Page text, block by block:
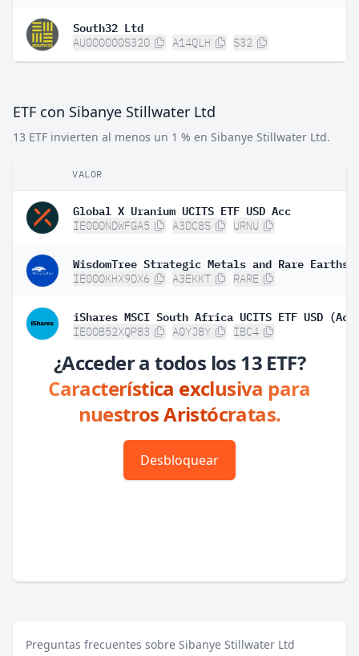
South32 Ltd
AU000000S320 A14QLH S32
ETF con Sibanye Stillwater Ltd
13 ETF invierten al menos un 1 % en Sibanye Stillwater Ltd.
VALOR
Global X Uranium UCITS ETF USD Acc
IE000NDWFGA5 A3DC8S URNU
IE000KHX9DX6 A3EKKT RARE
iShares MSCI South Africa UCITS ETF USD
IE00B52XQP83 A0YJ8Y IBC4
¿Acceder a todos los 13 ETF?
Característica exclusiva para
nuestros Aristócratas.
Desbloquear
Preguntas frecuentes sobre Sibanye Stillwater Ltd